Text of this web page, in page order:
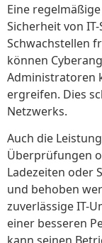
Eine
Sicherheit von
Schwachstellen
können
Administratoren
ergreifen. Dies
Netzwerks.
Auch die
Überprüfungen
Ladezeiten oder
und behoben
zuverlässige IT-
einer besseren